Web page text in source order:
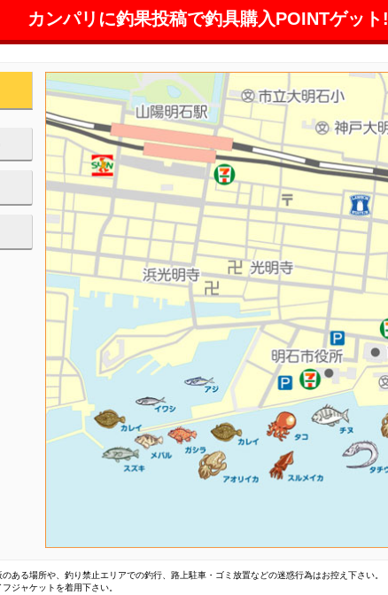
カンパリに釣果投稿で釣具購入POINTゲット!
ある場所や、釣り禁止エリアでの釣行、路上駐車・ゴミ放置などの迷惑行為はお控え下さい。
ジャケットを着用下さい。